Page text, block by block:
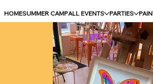
HOMESUMMER CAMPALL EVENTS PARTIES